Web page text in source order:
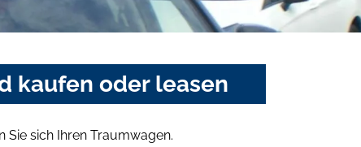
kaufen oder leasen
sich Ihren Traumwagen.